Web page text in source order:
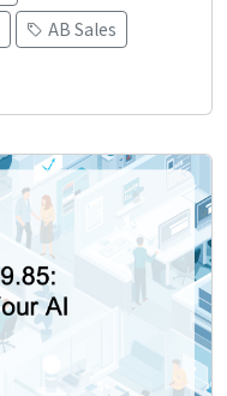
AB Sales